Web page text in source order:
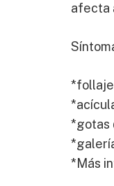
afecta
*gotas
*Más